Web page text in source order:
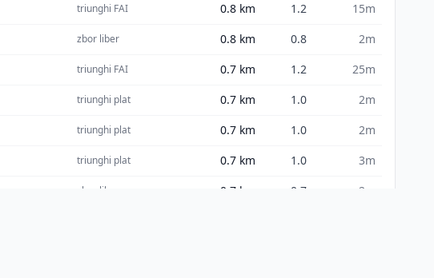
triunghi FAI 0.8 km 1.2
15m
zbor liber 0.8 km 0.8
2m
triunghi FAI 0.7 km 1.2
25m
triunghi plat 0.7 km 1.0
2m
triunghi plat 0.7 km 1.0
2m
triunghi plat 0.7 km 1.0
3m
zbor liber 0.7 km 0.7
2m